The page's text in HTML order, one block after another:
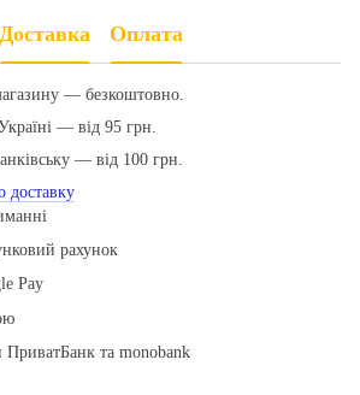
Доставка Оплата
— безкоштовно.
— від 95 грн.
— від 100 грн.
доставку
рахунок
Pay
ПриватБанк та monobank